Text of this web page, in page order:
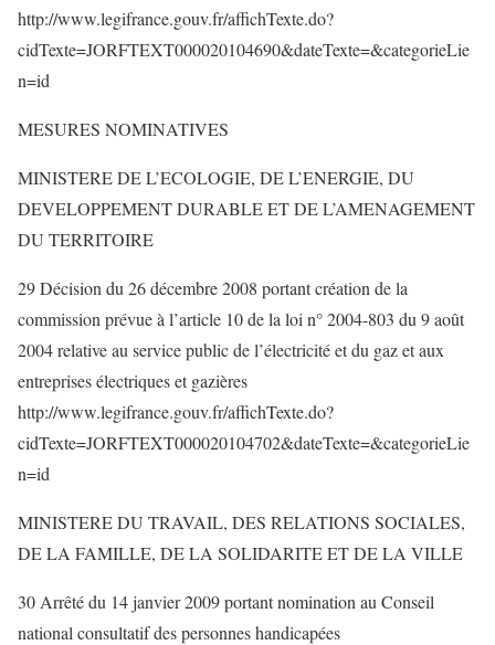
http://www.legifrance.gouv.fr/affichTexte.do?
cidTexte=JORFTEXT000020104690&dateTexte=&categorieLie
n=id
MESURES NOMINATIVES
MINISTERE DE L’ECOLOGIE, DE L’ENERGIE, DU
DEVELOPPEMENT DURABLE ET DE L’AMENAGEMENT
DU TERRITOIRE
29 Décision du 26 décembre 2008 portant création de la
commission prévue à l’article 10 de la loi n° 2004-803 du 9 août
2004 relative au service public de l’électricité et du gaz et aux
entreprises électriques et gazières
http://www.legifrance.gouv.fr/affichTexte.do?
cidTexte=JORFTEXT000020104702&dateTexte=&categorieLie
n=id
MINISTERE DU TRAVAIL, DES RELATIONS SOCIALES,
DE LA FAMILLE, DE LA SOLIDARITE ET DE LA VILLE
30 Arrêté du 14 janvier 2009 portant nomination au Conseil
national consultatif des personnes handicapées